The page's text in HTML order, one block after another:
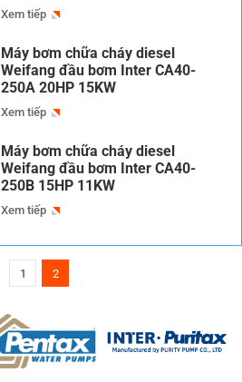
Xem tiếp
Máy bơm chữa cháy diesel
Weifang đầu bơm Inter CA40-
250A 20HP 15KW
Xem tiếp
Máy bơm chữa cháy diesel
Weifang đầu bơm Inter CA40-
250B 15HP 11KW
Xem tiếp
1 2